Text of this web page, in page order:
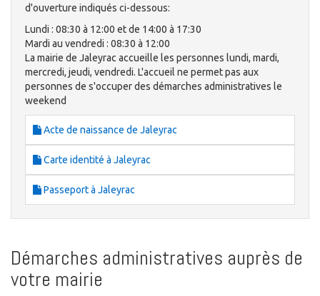
d'ouverture indiqués ci-dessous:
Lundi : 08:30 à 12:00 et de 14:00 à 17:30
Mardi au vendredi : 08:30 à 12:00
La mairie de Jaleyrac accueille les personnes lundi, mardi,
mercredi, jeudi, vendredi. L'accueil ne permet pas aux
personnes de s'occuper des démarches administratives le
weekend
Acte de naissance de Jaleyrac
Carte identité à Jaleyrac
Passeport à Jaleyrac
Démarches administratives auprès de
votre mairie